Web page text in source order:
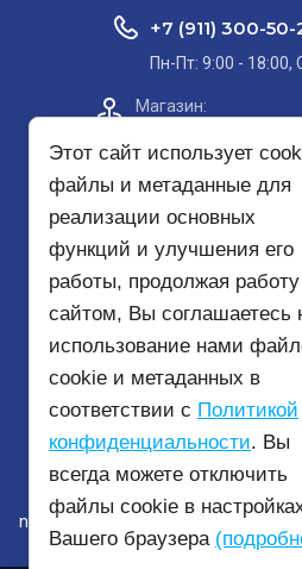
©
+7 (911) 300-50-
Пн-Пт: 9:00 - 18:00,
Магазин:​
этаж
new mirbezopasnosti51.ru —
Этот сайт использует
файлы и метаданные для
реализации основных
функций и улучшения его
работы, продолжая
сайтом, Вы соглашаетесь
использование нами
cookie и метаданных в
соответствии с Политикой
конфиденциальности. Вы
всегда можете отключить
файлы cookie в
Вашего браузера